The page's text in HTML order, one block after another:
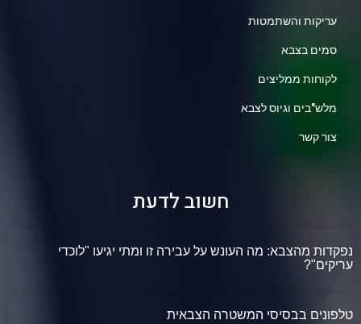
עריקות והשתמטות
סמים בצבא
לקוחות ממליצים
מלש"בים וגיוס לצבא
צור קשר
חשוב לדעת
נפקדות מהצבא: מה העונש על עבירה זו ומתי יגיעו "לוכדי
עריקים"?
טלפונים בבסיסי המשטרה הצבאית